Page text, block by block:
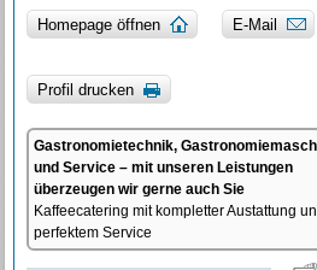
Homepage öffnen E-Mail
Profil drucken
Gastronomietechnik,
und Service – mit unseren Leistungen
überzeugen wir gerne auch Sie
Kaffeecatering mit kompletter Austattung
perfektem Service